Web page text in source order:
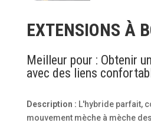
EXTENSIONS À
Meilleur pour : Obtenir
avec des liens
Description : L'hybride parfait,
mouvement mèche à mèche